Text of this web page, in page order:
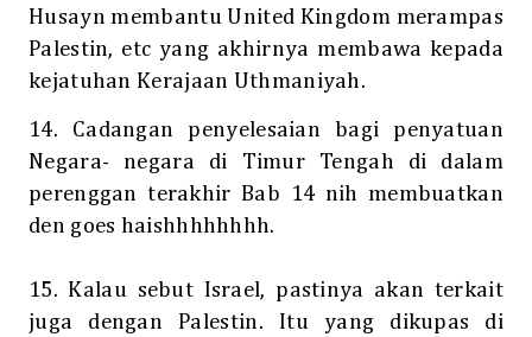
Husayn membantu United Kingdom merampas
Palestin, etc yang akhirnya membawa kepada
kejatuhan Kerajaan Uthmaniyah.
14. Cadangan penyelesaian bagi penyatuan
Negara- negara di Timur Tengah di dalam
perenggan terakhir Bab 14 nih membuatkan
den goes haishhhhhhhh.
15. Kalau sebut Israel, pastinya akan terkait
juga dengan Palestin. Itu yang dikupas di